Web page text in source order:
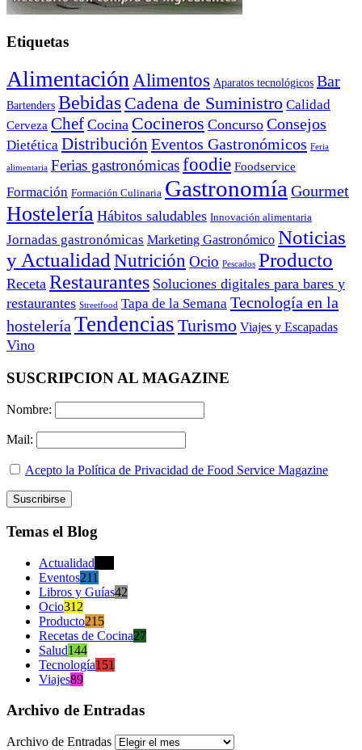
Etiquetas
Alimentación Alimentos Aparatos tecnológicos Bar
Bartenders Bebidas Cadena de Suministro Calidad
Cerveza Chef Cocina Cocineros Concurso Consejos
Dietética Distribución Eventos Gastronómicos Feria
alimentaria Ferias gastronómicasfoodie Foodservice
Formación Formación Culinaria Gastronomía Gourmet
Hostelería Hábitos saludables Innovación alimentaria
Jornadas gastronómicas Marketing Gastronómico Noticias
y Actualidad Nutrición Ocio Pescados Producto
Receta Restaurantes Soluciones digitales para bares y
restaurantes Streetfood Tapa de la Semana Tecnología en la
hostelería Tendencias Turismo Viajes y Escapadas
Vino
SUSCRIPCION AL MAGAZINE
Nombre:
Mail:
Acepto la Política de Privacidad de Food Service Magazine
Temas el Blog
Actualidad
Eventos211
Libros y Guías42
Ocio312
Producto215
Recetas de Cocina27
Salud144
Tecnología151
Viajes89
Archivo de Entradas
Archivo de Entradas